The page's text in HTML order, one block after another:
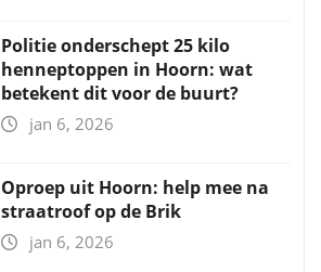
Politie onderschept 25 kilo
henneptoppen in Hoorn: wat
betekent dit voor de buurt?
jan 6, 2026
Oproep uit Hoorn: help mee na
straatroof op de Brik
jan 6, 2026